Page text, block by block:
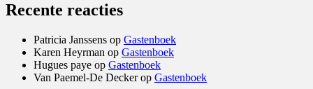
Recente reacties
Patricia Janssens op Gastenboek
Karen Heyrman op Gastenboek
Hugues paye op Gastenboek
Van Paemel-De Deckerop Gastenboek